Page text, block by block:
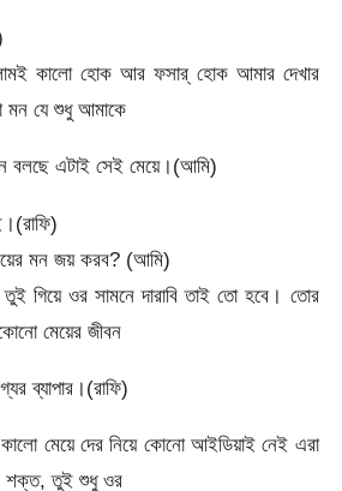
কালো হোক আর ফসার্ হোক আমার দেখার
মন যে শুধু আমাকে
বলছে এটাই সেই মেয়ে।(আমি)
মন জয় করব? (আমি)
গিয়ে ওর সামনে দারাবি তাই তো হবে। তোর
মেয়ের জীবন
ব্যাপার।(রাফি)
মেয়ে দের নিয়ে কোনো আইডিয়াই নেই এরা
শক্ত, তুই শুধু ওর